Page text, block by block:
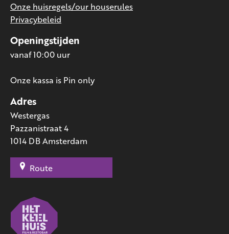
Adres
Westergas
Pazzanistraat 4
1014 DB Amsterdam
Route
Openingstijden
vanaf 10:00 uur
Onze kassa is Pin only
Onze huisregels/our houserules
Privacybeleid